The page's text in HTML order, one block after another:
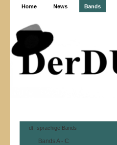
Home News Bands
dt.-sprachige Bands
Bands A - C